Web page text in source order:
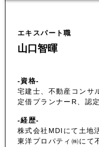
エキスパート職
山口智暉
-資格-
宅建士、不動産コンサ
定借プランナーR、認
-経歴-
株式会社MDIにて土地
東洋プロパティ㈱にて